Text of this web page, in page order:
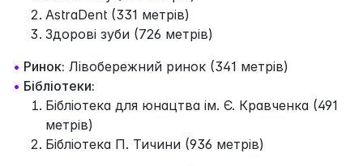
AstraDent (331 метрів)
Здорові зуби (726 метрів)
• Ринок: Лівобережний ринок (341 метрів)
• Бібліотеки:
Бібліотека для юнацтва ім. Є. Кравченка (491
метрів)
Бібліотека П. Тичини (936 метрів)